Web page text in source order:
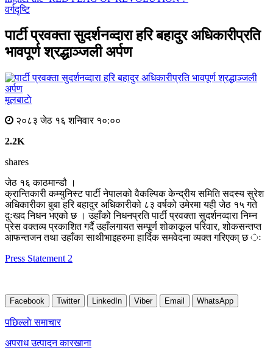
वर्गदृष्टि
पार्टी प्रवक्ता सुदर्शनव्दारा हरि बहादुर अधिकारीप्रति
भावपूर्ण श्रद्धाञ्जली अर्पण
मूलबाटाे
२०८३ जेठ १६ शनिवार १०:००
2.2K
shares
जेठ १६ काठमान्डौ ।
क्रान्तिकारी कम्युनिस्ट पार्टी नेपालको वैकल्पिक केन्द्रीय समिति सदस्य सुरेश
अधिकारीका बुबा हरि बहादुर अधिकारीको ८३ वर्षको उमेरमा यही जेठ १५ गते
दुःखद निधन भएको छ । उहाँको निधनप्रति पार्टी प्रवक्ता सुदर्शनव्दारा निम्न
प्रेस वक्तव्य प्रकाशित गर्दै उहाँलगायत सम्पूर्ण शोकाकूल परिवार, शोकसन्तप्त
आफन्तजन तथा उहाँका साथीभाइहरुमा हार्दिक समवेदना व्यक्त गरिएका् छ ः
Press Statement 2
Facebook Twitter LinkedIn Viber Email WhatsApp
Post
navigation
पछिल्लाे समाचार
अपराध उत्पादन कारखाना